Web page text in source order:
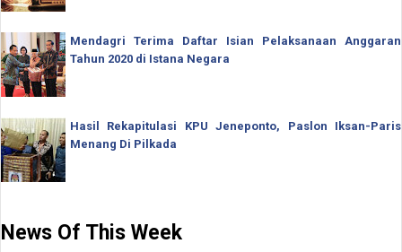
Mendagri Terima Daftar Isian Pelaksanaan Anggaran
Tahun 2020 di Istana Negara
Hasil Rekapitulasi KPU Jeneponto, Paslon Iksan-Paris
Menang Di Pilkada
News Of This Week